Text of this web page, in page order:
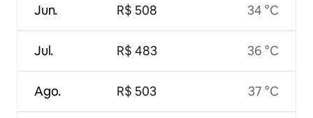
Jun.
Jul.
Ago.
R$ 508
R$ 483
R$ 503
34 °C
36 °C
37 °C